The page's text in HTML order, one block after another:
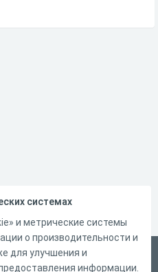
системах
и метрические системы
о производительности и
для улучшения и
информации.